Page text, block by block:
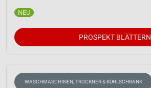
PROSPEKT BLÄTTERN
WASCHMASCHINEN, TROCKNER & KÜHLSCHRANK